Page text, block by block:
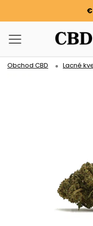
€
100 g KVETOV ALEBO
€
Obchod CBD Lacné